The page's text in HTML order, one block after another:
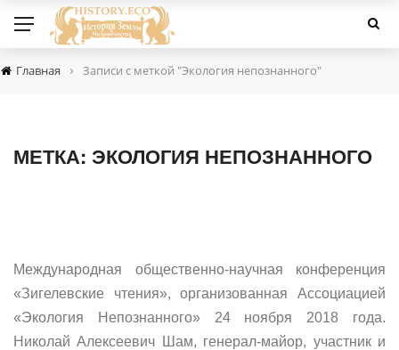
Главная › Записи с меткой "Экология непознанного"
МЕТКА: ЭКОЛОГИЯ НЕПОЗНАННОГО
Международная общественно-научная конференция
«Зигелевские чтения», организованная Ассоциацией
«Экология Непознанного» 24 ноября 2018 года.
Николай Алексеевич Шам, генерал-майор, участник и